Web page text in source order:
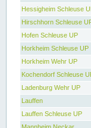
Hessigheim Schleuse
Hirschhorn Schleuse
Hofen Schleuse UP
Horkheim Schleuse UP
Horkheim Wehr UP
Kochendorf Schleuse
Ladenburg Wehr UP
Lauffen
Lauffen Schleuse UP